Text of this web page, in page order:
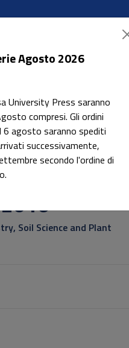
con noi
Soil Science and Plant
Agosto 2026
University Press saranno
compresi. Gli ordini
agosto saranno spediti
successivamente,
secondo l'ordine di